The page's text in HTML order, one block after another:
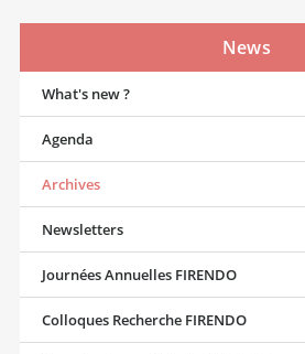
News
What's new ?
Agenda
Archives
Newsletters
Journées Annuelles FIRENDO
Colloques Recherche FIRENDO